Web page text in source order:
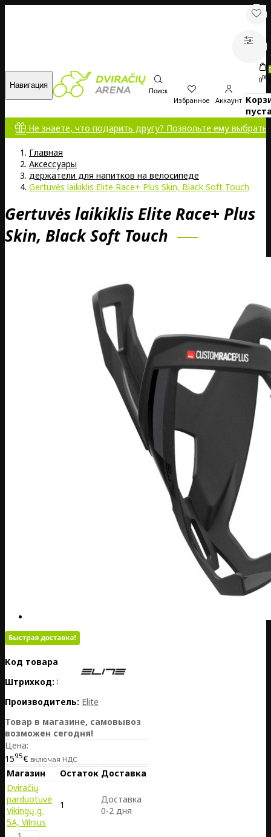
Навигация
Поиск
Избранное Аккаунт
0
000
Не знаете, что подарить другу? Позвольте ему выбрать
Главная
Аксессуары
держатели для напитков на велосипеде
Gertuvės laikiklis Elite Race+ Plus Skin, Black Soft Touch
Gertuvės laikiklis Elite Race+ Plus
Skin, Black Soft Touch
Код товара:
Штрихкод: 8020775035603
Производитель: Elite
Товар в магазине, самовывоз
возможен сегодня!
Цена:
1595€ включая НДС
Магазин Остаток Доставка
Dviračių
parduotuvė
Vikingų g.
5A, Vilnius
1
Доставка
0-2 дня